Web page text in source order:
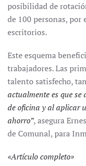
posibilidad de
de 100 personas, por
escritorios.
Este esquema
trabajadores. Las
talento satisfecho,
actualmente es que se
de oficina y al aplicar
ahorro”, asegura
de Comunal, para
«Artículo completo»